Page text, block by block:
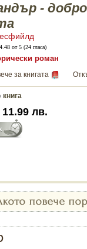
-
4.48 от 5 (24 гласа)
роман
за книгата
книга
11.99 лв.